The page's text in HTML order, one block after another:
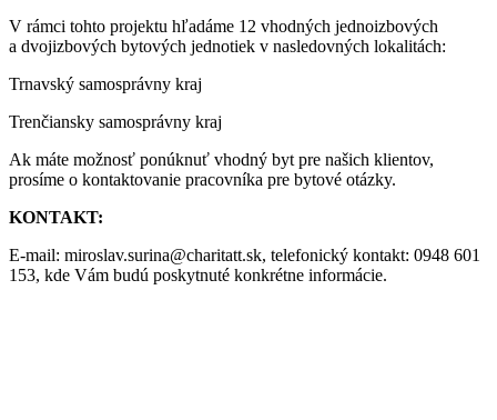
V rámci tohto projektu hľadáme 12 vhodných jednoizbových
a dvojizbových bytových jednotiek v nasledovných lokalitách:
Trnavský samosprávny kraj
Trenčiansky samosprávny kraj
Ak máte možnosť ponúknuť vhodný byt pre našich klientov,
prosíme o kontaktovanie pracovníka pre bytové otázky.
KONTAKT:
E-mail: miroslav.surina@charitatt.sk, telefonický kontakt: 0948 601
153, kde Vám budú poskytnuté konkrétne informácie.